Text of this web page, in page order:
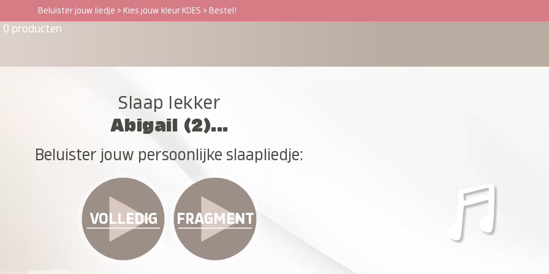
Beluister jouw liedje > Kies jouw kleur KOES > Bestel!
0 producten
Slaap lekker
Abigail (2)...
Beluister jouw persoonlijke slaapliedje:
VOLLEDIG FRAGMENT